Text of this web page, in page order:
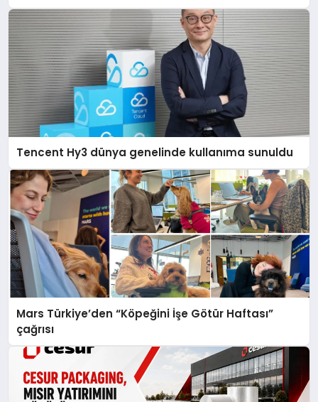
Tencent Hy3 dünya genelinde kullanıma sunuldu
Mars Türkiye’den “Köpeğini İşe Götür Haftası”
çağrısı